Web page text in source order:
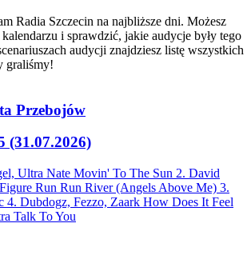
Radia Szczecin na najbliższe dni. Możesz
i sprawdzić, jakie audycje były tego
audycji znajdziesz listę wszystkich
graliśmy!
Przebojów
(31.07.2026)
Ultra Nate Movin' To The Sun 2. David
Run Run River (Angels Above Me) 3.
4. Dubdogz, Fezzo, Zaark How Does It Feel
Talk To You